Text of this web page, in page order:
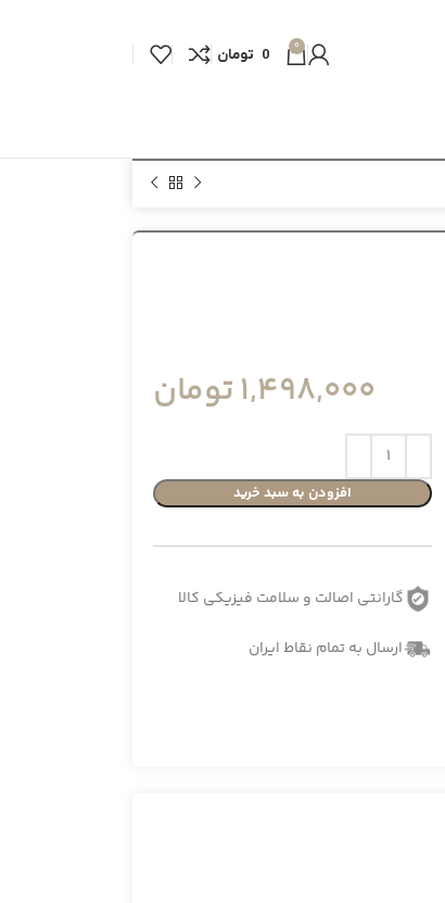
0
0 تومان
1,498,000تومان
افزودن به سبد خرید
گارانتی اصالت و سلامت فیزیکی کالا
ارسال به تمام نقاط ایران